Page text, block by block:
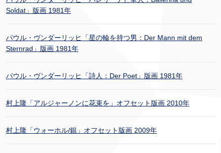
Soldat」版画 1981年
パウル・ヴンダーリッヒ「星の輪を持つ男：Der Mann mit dem
Sternrad」版画 1981年
パウル・ヴンダーリッヒ「詩人：Der Poet」版画 1981年
村上隆「アルジャーノンに花束を」オフセット版画 2010年
村上隆「ウォーホル/銀」オフセット版画 2009年